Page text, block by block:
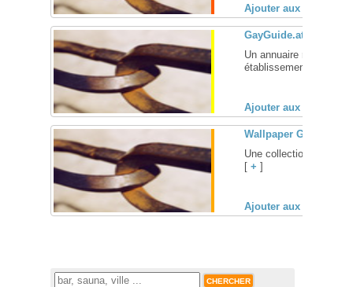
Ajouter aux favoris
GayGuide.at
Un annuaire
établissements gays à
Ajouter aux favoris
Wallpaper Guy
Une collection de
[ + ]
Ajouter aux favoris